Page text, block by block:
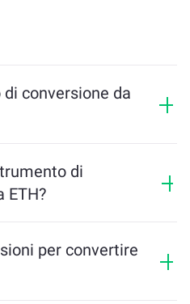
conversione da
varia in base alle
e alla domanda, e alla
di
ETH?
l’importo stimato
i passaggi per
per convertire